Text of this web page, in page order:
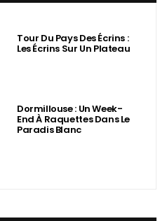
Tour Du Pays Des Écrins :
Les Écrins Sur Un Plateau
Dormillouse : Un Week-
End À Raquettes Dans Le
Paradis Blanc